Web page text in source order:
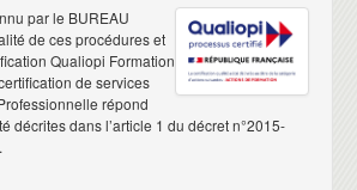
par le BUREAU
de ces procédures et
Qualiopi Formation
de services
répond
décrites dans l’article 1 du décret n°2015-